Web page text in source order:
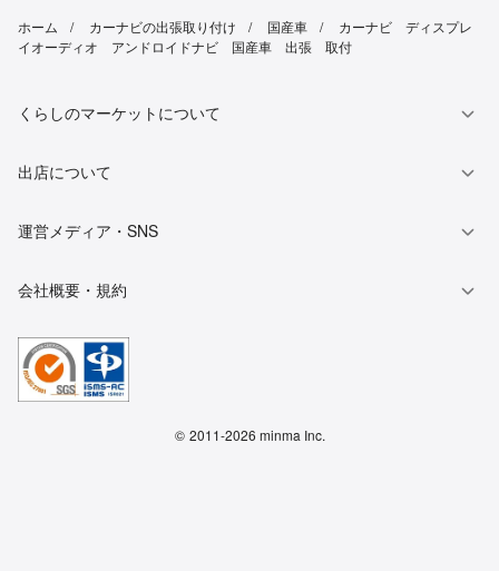
ホーム カーナビの出張取り付け 国産車
カーナビ ディスプレ
イオーディオ アンドロイドナビ 国産車 出張 取付
くらしのマーケットについて
出店について
運営メディア・SNS
会社概要・規約
© 2011-2026 minma Inc.